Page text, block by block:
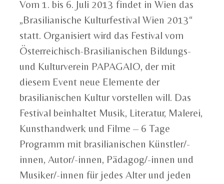
Vom 1. bis 6. Juli 2013 findet in Wien das
„Brasilianische Kulturfestival Wien 2013“
statt. Organisiert wird das Festival vom
Österreichisch-Brasilianischen Bildungs-
und Kulturverein PAPAGAIO, der mit
diesem Event neue Elemente der
brasilianischen Kultur vorstellen will. Das
Festival beinhaltet Musik, Literatur, Malerei,
Kunsthandwerk und Filme – 6 Tage
Programm mit brasilianischen Künstler/-
innen, Autor/-innen, Pädagog/-innen und
Musiker/-innen für jedes Alter und jeden